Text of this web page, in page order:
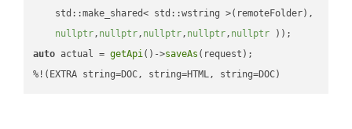
    std::make_shared< std::wstring >(remoteFolder),
nullptr, nullptr, nullptr, nullptr, nullptr ))
auto actual = getApi()->saveAs (request);
%!(EXTRA string=DOC, string=HTML, string=DOC)